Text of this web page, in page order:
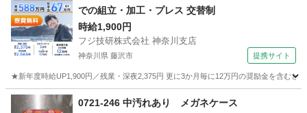
での組立・加工・プレス 交替制
時給1,900円
フジ技研株式会社 神奈川支店
神奈川県 藤沢市 提携サイト
★新年度時給UP1,900円／残業・深夜2,375円 更に3か月毎に12万円の奨励金を含む
神奈川 藤沢市 0721-246 中汚れあり メガネケース